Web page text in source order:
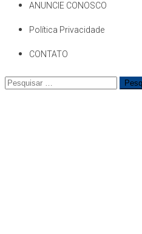
ANUNCIE CONOSCO
Política Privacidade
CONTATO
Pesquisar